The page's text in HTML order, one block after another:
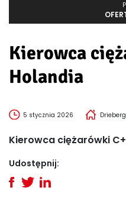
Kierowca
Holandia
5 stycznia 2026
Kierowca ciężarówki
Udostępnij: